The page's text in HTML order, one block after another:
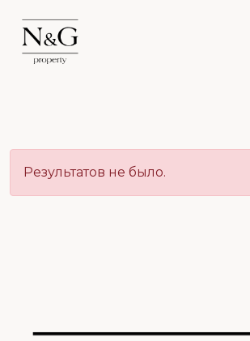
Результатов не было.